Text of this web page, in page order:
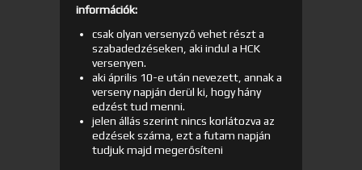
információk:
csak olyan versenyző vehet részt a
szabadedzéseken, aki indul a HCK
versenyen.
aki április 10-e után nevezett, annak a
verseny napján derül ki, hogy hány
edzést tud menni.
jelen állás szerint nincs korlátozva az
edzések száma, ezt a futam napján
tudjuk majd megerősíteni